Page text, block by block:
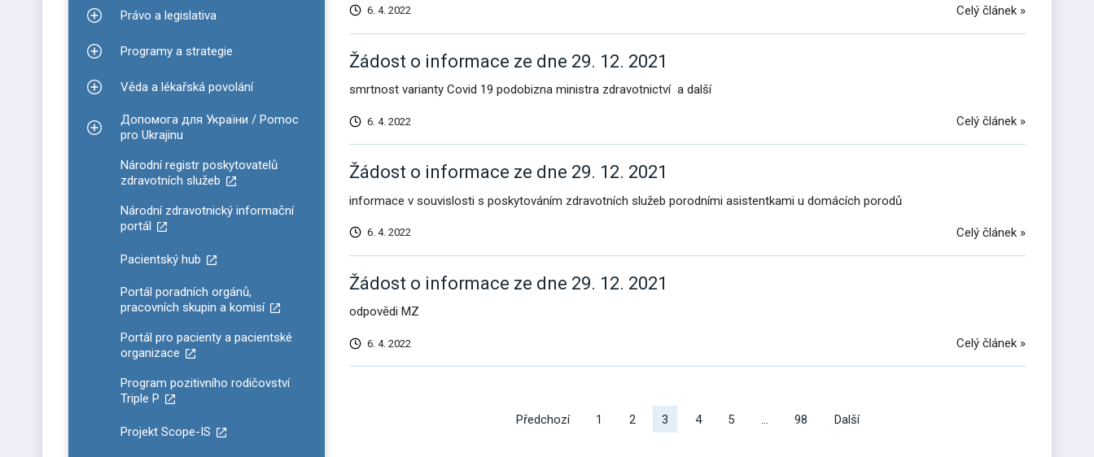
Zobrazit podmenu pro Právo a legislativa
Právo a legislativa
Zobrazit podmenu pro Programy a strategie
Programy a strategie
Zobrazit podmenu pro Věda a lékařská povolání
Věda a lékařská povolání
Zobrazit podmenu pro Допомога для України / Pomoc pro Ukrajinu
Допомога для України / Pomoc
pro Ukrajinu
Národní registr poskytovatelů
zdravotních služeb
Národní zdravotnický informační
portál
Pacientský hub
Portál poradních orgánů,
pracovních skupin a komisí
Portál pro pacienty a pacientské
organizace
Program pozitivního rodičovství
Triple P
Projekt Scope-IS
6. 4. 2022 Celý článek »
Žádost o informace ze dne 29. 12. 2021
smrtnost varianty Covid 19 podobizna ministra zdravotnictví a další
6. 4. 2022 Celý článek »
Žádost o informace ze dne 29. 12. 2021
informace v souvislosti s poskytováním zdravotních služeb porodními asistentkami u domácích porodů
6. 4. 2022 Celý článek »
Žádost o informace ze dne 29. 12. 2021
odpovědi MZ
6. 4. 2022 Celý článek »
Předchozí 1 2 3 4 5 98 Další